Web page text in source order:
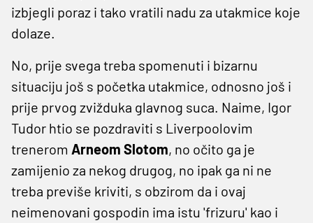
izbjegli poraz i tako vratili nadu za utakmice koje
dolaze.
No, prije svega treba spomenuti i bizarnu
situaciju još s početka utakmice, odnosno još i
prije prvog zvižduka glavnog suca. Naime, Igor
Tudor htio se pozdraviti s Liverpoolovim
trenerom Arneom Slotom, no očito ga je
zamijenio za nekog drugog, no ipak ga ni ne
treba previše kriviti, s obzirom da i ovaj
neimenovani gospodin ima istu 'frizuru' kao i